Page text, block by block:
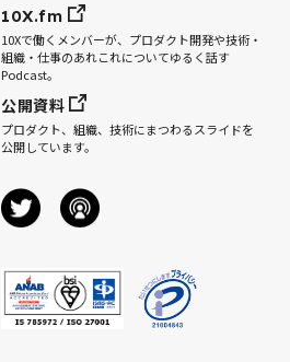
10X.fm
10Xで働くメンバーが、プロダクト開発や技術・
組織・仕事のあれこれについてゆるく話す
Podcast。
公開資料
プロダクト、組織、技術にまつわるスライドを
公開しています。